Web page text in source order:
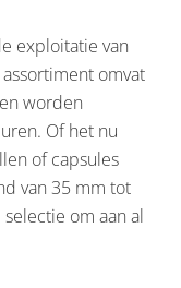
exploitatie van
omvat
worden
Of het nu
of capsules
van 35 mm tot
om aan al